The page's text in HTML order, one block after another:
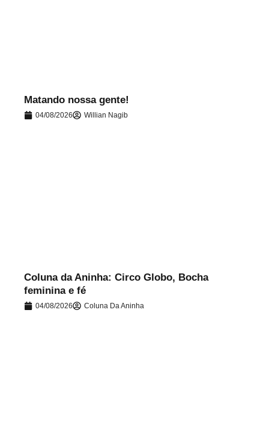
Matando nossa gente!
04/08/2026 Willian Nagib
Coluna da Aninha: Circo Globo, Bocha
feminina e fé
04/08/2026 Coluna Da Aninha